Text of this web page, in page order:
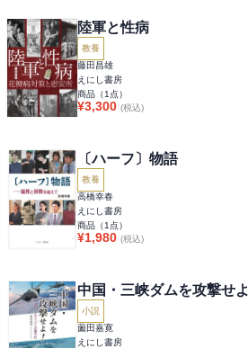
陸軍と性病
教養
藤田昌雄
えにし書房
商品（1 点）
¥3,300 (税込)
〔ハーフ〕物語
教養
高橋幸春
えにし書房
商品（1 点）
¥1,980 (税込)
中国・三峡ダムを攻撃せよ
小説
薗田嘉寛
えにし書房